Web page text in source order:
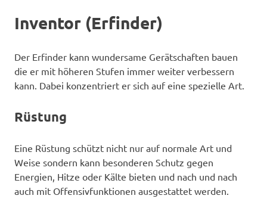
Inventor (Erfinder)
Der Erfinder kann wundersame Gerätschaften bauen
die er mit höheren Stufen immer weiter verbessern
kann. Dabei konzentriert er sich auf eine spezielle Art.
Rüstung
Eine Rüstung schützt nicht nur auf normale Art und
Weise sondern kann besonderen Schutz gegen
Energien, Hitze oder Kälte bieten und nach und nach
auch mit Offensivfunktionen ausgestattet werden.